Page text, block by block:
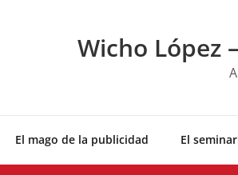
Wicho López
El mago de la publicidad El